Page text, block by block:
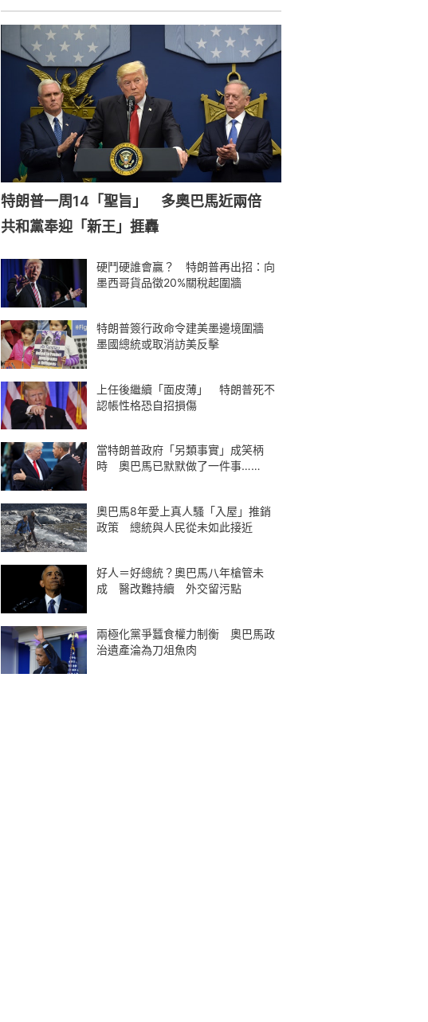
特朗普一周14「聖旨」 多奧巴馬近兩倍
共和黨奉迎「新王」捱轟
硬鬥硬誰會贏？ 特朗普再出招：向
墨西哥貨品徵20%關稅起圍牆
特朗普簽行政命令建美墨邊境圍牆
墨國總統或取消訪美反擊
上任後繼續「面皮薄」 特朗普死不
認帳性格恐自招損傷
當特朗普政府「另類事實」成笑柄
時 奧巴馬已默默做了一件事……
奧巴馬8年愛上真人騷「入屋」推銷
政策 總統與人民從未如此接近
好人＝好總統？奧巴馬八年槍管未
成 醫改難持續 外交留污點
兩極化黨爭蠶食權力制衡 奧巴馬政
治遺產淪為刀俎魚肉